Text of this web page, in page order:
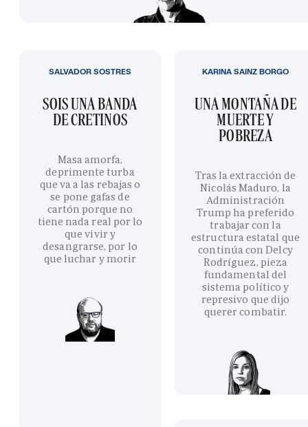
SOIS UNA BANDA
DE CRETINOS
Masa amorfa,
deprimente turba
que va a las rebajas o
se pone gafas de
cartón porque no
tiene nada real por lo
que vivir y
desangrarse, por lo
que luchar y morir
SALVADOR SOSTRES
UNA MONTAÑA DE
MUERTE Y
POBREZA
Tras la extracción de
Nicolás Maduro, la
Administración
Trump ha preferido
trabajar con la
estructura estatal que
continúa con Delcy
Rodríguez, pieza
fundamental del
sistema político y
represivo que dijo
querer combatir.
KARINA SAINZ BORGO